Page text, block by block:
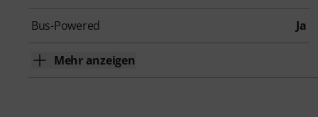
Bus-Powered Ja
Mehr anzeigen